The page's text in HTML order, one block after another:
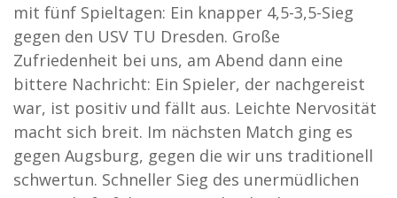
mit fünf Spieltagen: Ein knapper 4,5-3,5-Sieg
gegen den USV TU Dresden. Große
Zufriedenheit bei uns, am Abend dann eine
bittere Nachricht: Ein Spieler, der nachgereist
war, ist positiv und fällt aus. Leichte Nervosität
macht sich breit. Im nächsten Match ging es
gegen Augsburg, gegen die wir uns traditionell
schwertun. Schneller Sieg des unermüdlichen